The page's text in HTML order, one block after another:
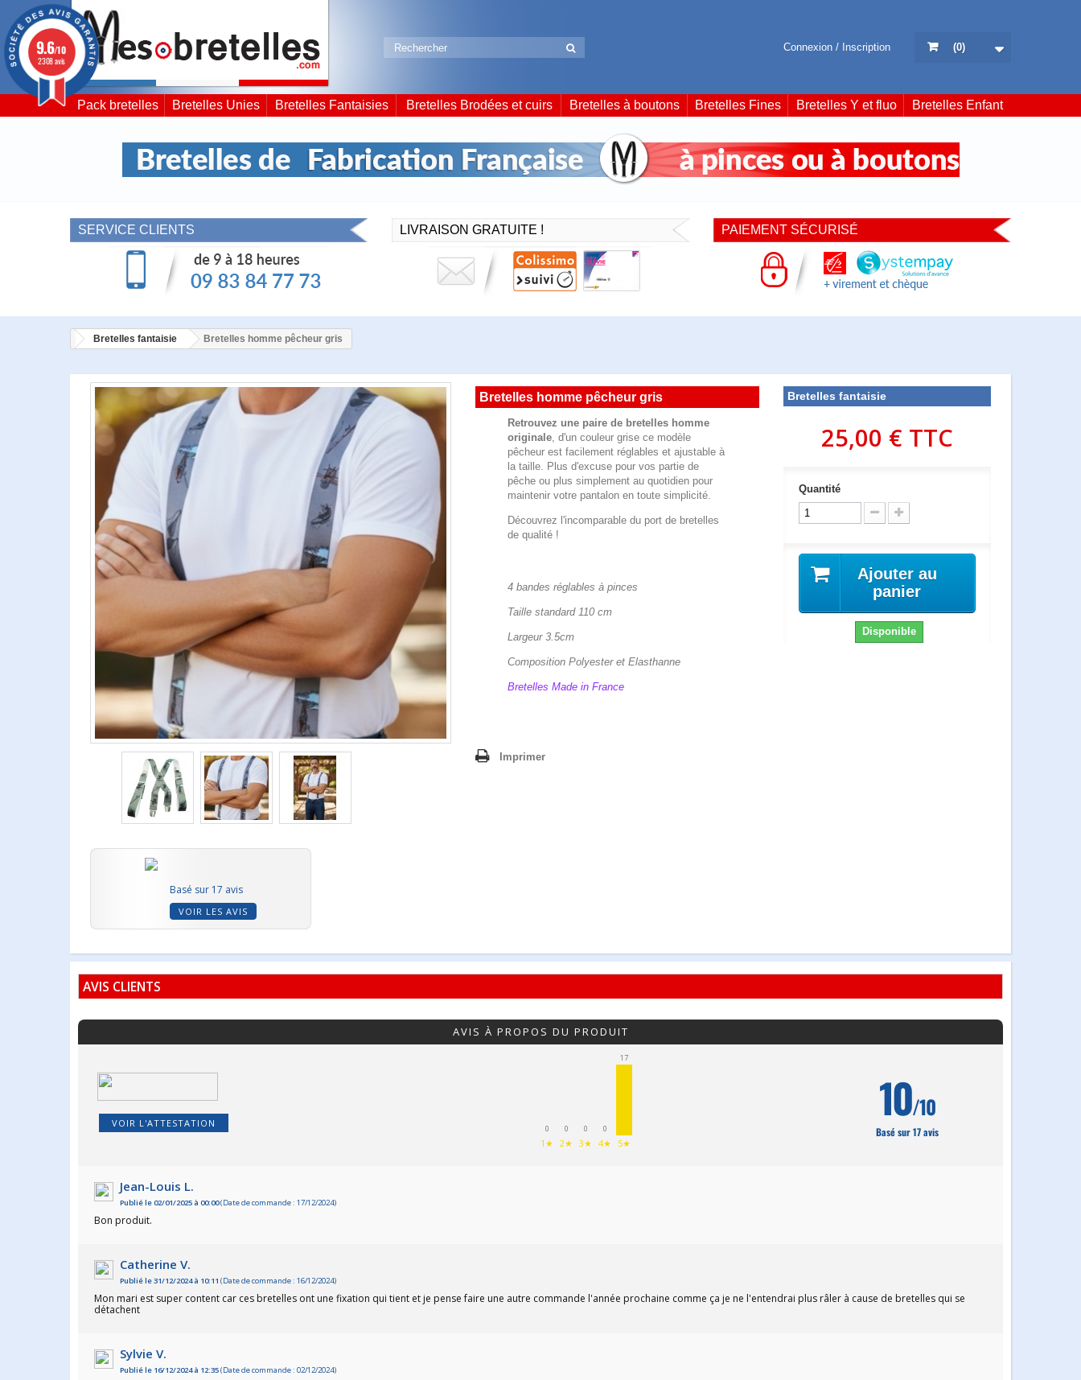
Connexion / Inscription (0)
Pack bretelles Bretelles Unies Bretelles Fantaisies Bretelles Brodées et cuirs Bretelles à boutons Bretelles Fines Bretelles Y et fluo Bretelles Enfant
SERVICE CLIENTS LIVRAISON GRATUITE ! PAIEMENT SÉCURISÉ
Bretelles fantaisie Bretelles homme pêcheur gris
Basé sur 17 avis
VOIR LES AVIS
Bretelles homme pêcheur gris
Retrouvez une paire de bretelles homme
originale, d'un couleur grise ce modèle
pêcheur est facilement réglables et ajustable à
la taille. Plus d'excuse pour vos partie de
pêche ou plus simplement au quotidien pour
maintenir votre pantalon en toute simplicité.
Découvrez l'incomparable du port de bretelles
de qualité !
4 bandes réglables à pinces
Taille standard 110 cm
Largeur 3.5cm
Composition Polyester et Elasthanne
Bretelles Made in France
Imprimer
Bretelles fantaisie
25,00 € TTC
Quantité
Ajouter au
panier
Disponible
AVIS CLIENTS
AVIS À PROPOS DU PRODUIT
VOIR L'ATTESTATION 0
1★
0
2★
0
3★
0
4★
17
5★
10/10
Basé sur 17 avis
Jean-Louis L.
Publié le 02/01/2025 à 00:00(Date de commande : 17/12/2024)
Bon produit.
Catherine V.
Publié le 31/12/2024 à 10:11 (Date de commande : 16/12/2024)
Mon mari est super content car ces bretelles ont une fixation qui tient et je pense faire une autre commande l'année prochaine comme ça je ne l'entendrai plus râler à cause de bretelles qui se
détachent
Sylvie V.
Publié le 16/12/2024 à 12:35(Date de commande : 02/12/2024)
9.6/10
2308 avis